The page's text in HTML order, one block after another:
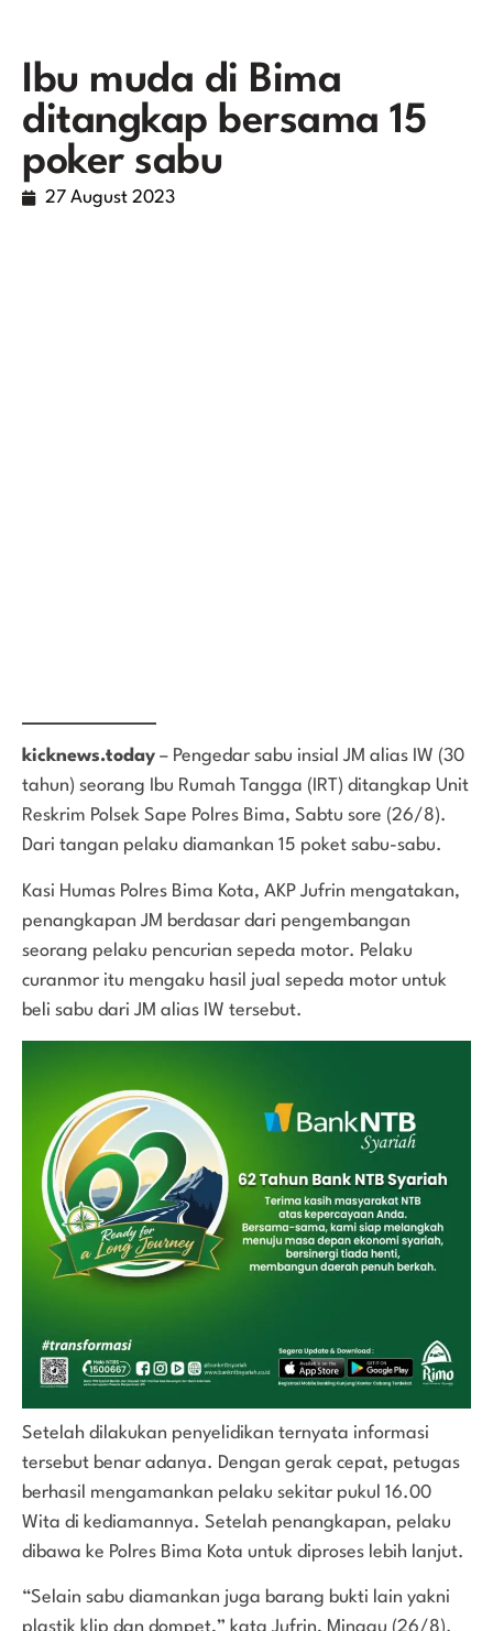
Ibu muda di Bima
ditangkap bersama 15
poker sabu
27 August 2023
kicknews.today – Pengedar sabu insial JM alias IW (30
tahun) seorang Ibu Rumah Tangga (IRT) ditangkap Unit
Reskrim Polsek Sape Polres Bima, Sabtu sore (26/8).
Dari tangan pelaku diamankan 15 poket sabu-sabu.
Kasi Humas Polres Bima Kota, AKP Jufrin mengatakan,
penangkapan JM berdasar dari pengembangan
seorang pelaku pencurian sepeda motor. Pelaku
curanmor itu mengaku hasil jual sepeda motor untuk
beli sabu dari JM alias IW tersebut.
Setelah dilakukan penyelidikan ternyata informasi
tersebut benar adanya. Dengan gerak cepat, petugas
berhasil mengamankan pelaku sekitar pukul 16.00
Wita di kediamannya. Setelah penangkapan, pelaku
dibawa ke Polres Bima Kota untuk diproses lebih lanjut.
“Selain sabu diamankan juga barang bukti lain yakni
plastik klip dan dompet,” kata Jufrin, Minggu (26/8).